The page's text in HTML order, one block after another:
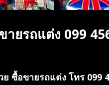
ายรถแต่ง 099
ย ซื้อขายรถแต่ง โทร